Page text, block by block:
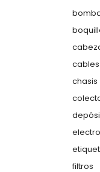
chasis
filtros